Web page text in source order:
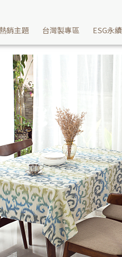
成優美桌巾/桌墊，Washcan瓦
熱銷主題 台灣製專區 ESG永